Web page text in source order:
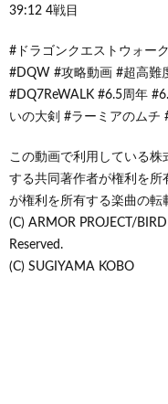
39:12 4戦目
#ドラゴンクエストウォー
#DQW #攻略動画 #超高難
#DQ7ReWALK #6.5周年
いの大剣 #ラーミアのムチ
この動画で利用している株
する共同著作者が権利を所
が権利を所有する楽曲の転
(C) ARMOR PROJECT/
Reserved.
(C) SUGIYAMA KOBO